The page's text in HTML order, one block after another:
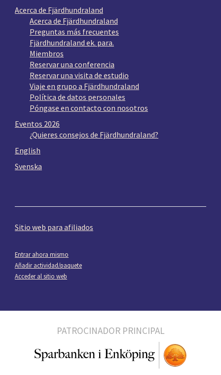
Acerca de Fjärdhundraland
Acerca de Fjärdhundraland
Preguntas más frecuentes
Fjärdhundraland ek. para.
Miembros
Reservar una conferencia
Reservar una visita de estudio
Viaje en grupo a Fjärdhundraland
Política de datos personales
Póngase en contacto con nosotros
Eventos 2026
¿Quieres consejos de Fjärdhundraland?
English
Svenska
Sitio web para afiliados
Entrar ahora mismo
Añadir actividad/paquete
Acceder al sitio web
PATROCINADOR PRINCIPAL